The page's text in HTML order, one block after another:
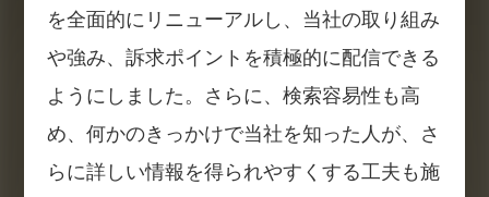
を全面的にリニューアルし、当社の取り組み
や強み、訴求ポイントを積極的に配信できる
ようにしました。さらに、検索容易性も高
め、何かのきっかけで当社を知った人が、さ
らに詳しい情報を得られやすくする工夫も施